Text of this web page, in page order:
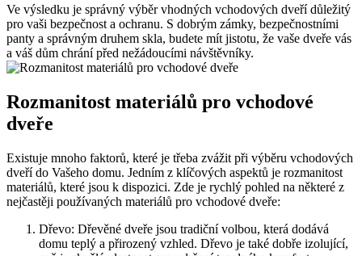
Ve výsledku je správný výběr vhodných vchodových dveří důležitý
pro vaši bezpečnost a ochranu. S dobrým zámky, bezpečnostními
panty a správným druhem skla, budete mít jistotu, že vaše dveře vás
a váš dům chrání před nežádoucími návštěvníky.
Rozmanitost materiálů pro vchodové
dveře
Existuje mnoho faktorů, které je třeba zvážit při výběru vchodových
dveří do Vašeho domu. Jedním z klíčových aspektů je rozmanitost
materiálů, které jsou k dispozici. Zde je rychlý pohled na některé z
nejčastěji používaných materiálů pro vchodové dveře:
Dřevo: Dřevěné dveře jsou tradiční volbou, která dodává
domu teplý a přirozený vzhled. Dřevo je také dobře izolující,